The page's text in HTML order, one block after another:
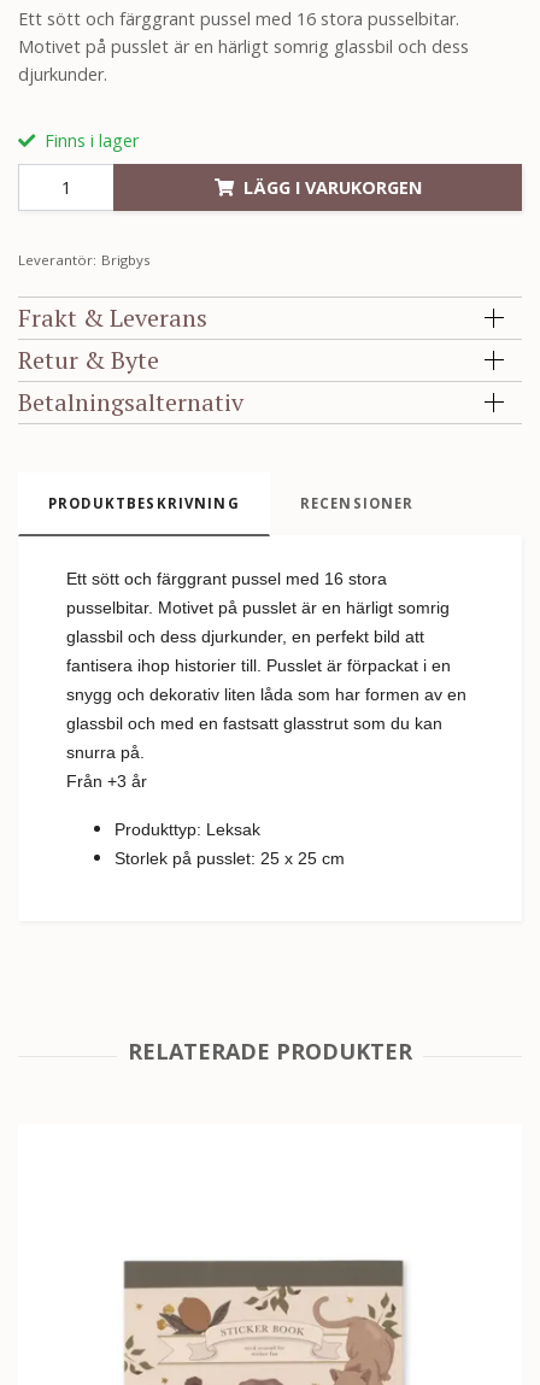
Ett sött och färggrant pussel med 16 stora pusselbitar.
Motivet på pusslet är en härligt somrig glassbil och dess
djurkunder.
Finns i lager
LÄGG I VARUKORGEN
Leverantör: Brigbys
Frakt & Leverans
Retur & Byte
Betalningsalternativ
PRODUKTBESKRIVNING RECENSIONER
Ett sött och färggrant pussel med 16 stora
pusselbitar. Motivet på pusslet är en härligt somrig
glassbil och dess djurkunder, en perfekt bild att
fantisera ihop historier till. Pusslet är förpackat i en
snygg och dekorativ liten låda som har formen av en
glassbil och med en fastsatt glasstrut som du kan
snurra på.
Från +3 år
Produkttyp: Leksak
Storlek på pusslet: 25 x 25 cm